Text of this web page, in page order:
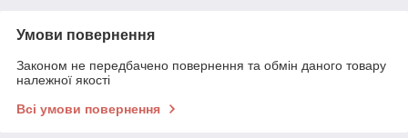
Умови повернення
Законом не передбачено повернення та обмін даного товару
належної якості
Всі умови повернення